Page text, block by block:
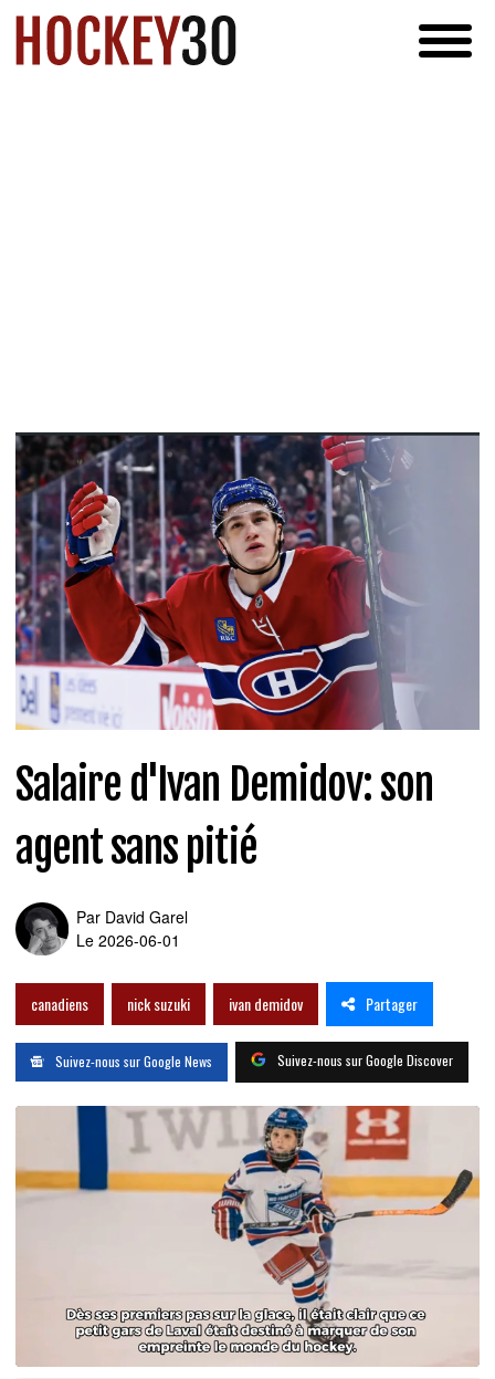
Salaire d'Ivan Demidov: son
agent sans pitié
Par David Garel
Le 2026-06-01
canadiens nick suzuki ivan demidov Partager
Suivez-nous sur Google News Suivez-nous sur Google Discover